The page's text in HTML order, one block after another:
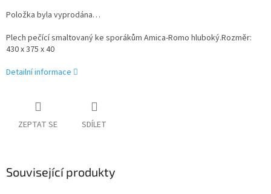
Položka byla vyprodána…
Plech pečící smaltovaný ke sporákům Amica-Romo hluboký.Rozměr:
430 x 375 x 40
Detailní informace
ZEPTAT SE SDÍLET
Související produkty